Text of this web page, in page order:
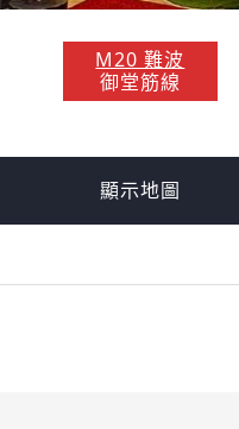
M20 難波
御堂筋線
顯示地圖